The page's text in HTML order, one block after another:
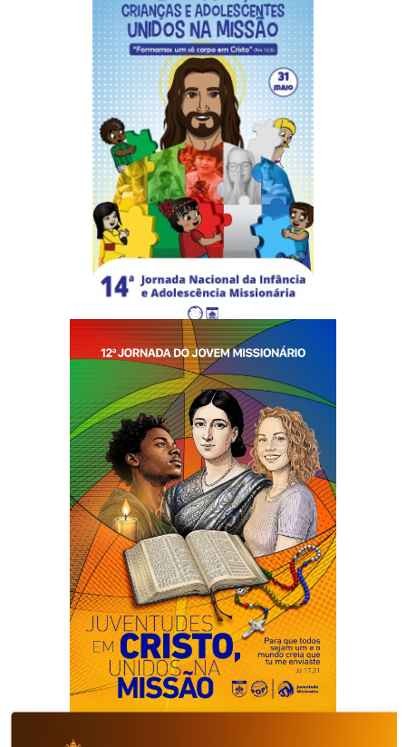
Jornada da IAM
A Infância e Adolescência Missionária (IAM) se prepara
para viver com todos os grupos espalhados pelo país a
14ª Jornada Nacional da IAM. A atividade acontece no dia
31 de maio
Veja mais
12ª Jornada do Jovem missionário
No mês de maio, a Juventude Missionária (JM) no Brasil
realiza a 12ª edição da Jornada do Jovem Missionário
(JJM). Neste ano especial para a Obra da Propagação da
Fé (POPF), que celebra os 200 anos de fundação do
Rosário Vivo, queremos, junto à juventude, colocar-nos
no caminho de Maria, a grande missionária do Pai,
inspirando-nos em sua fé, disponibilidade e espírito
missionário.
Veja mais